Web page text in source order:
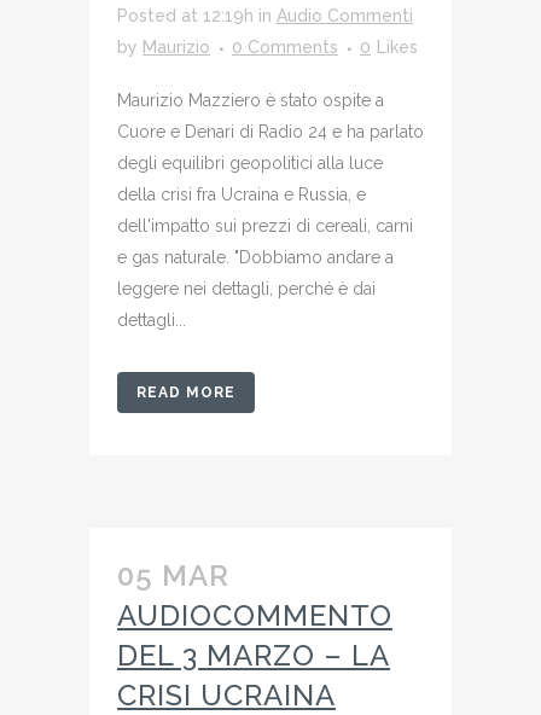
Posted at 12:19h in Audio Commenti
by Maurizio 0 Comments 0 Likes
Maurizio Mazziero è stato ospite a
Cuore e Denari di Radio 24 e ha parlato
degli equilibri geopolitici alla luce
della crisi fra Ucraina e Russia, e
dell'impatto sui prezzi di cereali, carni
e gas naturale. "Dobbiamo andare a
leggere nei dettagli, perché è dai
dettagli...
READ MORE
05 MAR
AUDIOCOMMENTO
DEL 3 MARZO – LA
CRISI UCRAINA